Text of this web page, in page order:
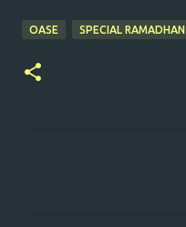
OASE SPECIAL RAMADHAN